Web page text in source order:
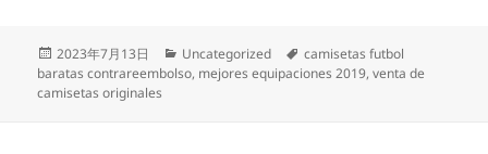
Publicado
el
2023年7月13日 Categorías
Uncategorized Etiquetas
camisetas futbol
baratas contrareembolso, mejores equipaciones 2019,venta de
camisetas originales